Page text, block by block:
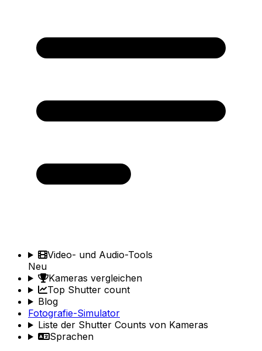
Video- und Audio-Tools
Neu
Kameras vergleichen
Top Shutter count
Blog
Fotografie-Simulator
Liste der Shutter Counts von Kameras
Sprachen